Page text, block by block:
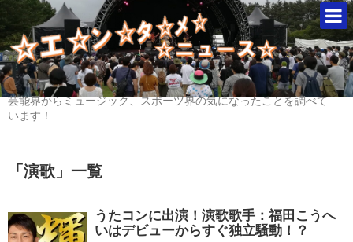
芸能界からミュージック、スポーツ界の気になったことを調べて
います！
「 演歌 」 一覧
うたコンに出演！演歌歌手：福田こうへ
いはデビューからすぐ独立騒動！？